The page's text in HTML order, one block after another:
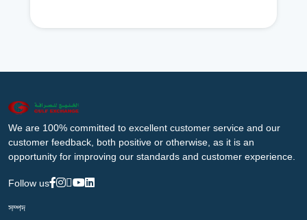
We are 100% committed to excellent customer service and our
customer feedback, both positive or otherwise, as it is an
opportunity for improving our standards and customer experience.
Follow us
সম্পদ